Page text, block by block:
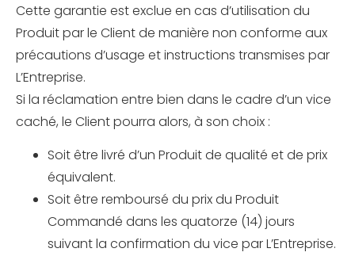
Cette garantie est exclue en cas d’utilisation du
Produit par le Client de manière non conforme aux
précautions d’usage et instructions transmises par
L’Entreprise.
Si la réclamation entre bien dans le cadre d’un vice
caché, le Client pourra alors, à son choix :
Soit être livré d’un Produit de qualité et de prix
équivalent.
Soit être remboursé du prix du Produit
Commandé dans les quatorze (14) jours
suivant la confirmation du vice par L’Entreprise.